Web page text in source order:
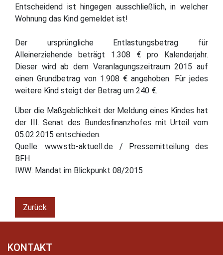
Entscheidend ist hingegen ausschließlich, in welcher
Wohnung das Kind gemeldet ist!
Der ursprüngliche Entlastungsbetrag für
Alleinerziehende beträgt 1.308 € pro Kalenderjahr.
Dieser wird ab dem Veranlagungszeitraum 2015 auf
einen Grundbetrag von 1.908 € angehoben. Für jedes
weitere Kind steigt der Betrag um 240 €.
Über die Maßgeblichkeit der Meldung eines Kindes hat
der III. Senat des Bundesfinanzhofes mit Urteil vom
05.02.2015 entschieden.
Quelle: www.stb-aktuell.de / Pressemitteilung des
BFH
IWW: Mandat im Blickpunkt 08/2015
Zurück
KONTAKT